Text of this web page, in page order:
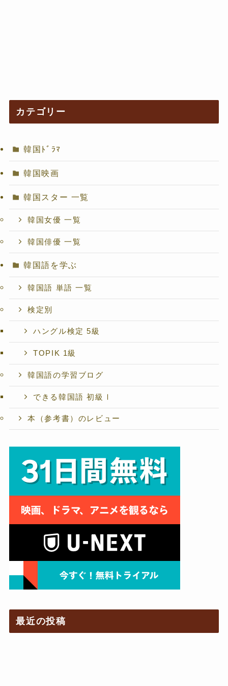
カテゴリー
韓国ﾄﾞﾗﾏ
韓国映画
韓国スター 一覧
韓国女優 一覧
韓国俳優 一覧
韓国語を学ぶ
韓国語 単語 一覧
検定別
ハングル検定 5級
TOPIK 1級
韓国語の学習ブログ
できる韓国語 初級Ⅰ
本（参考書）のレビュー
最近の投稿